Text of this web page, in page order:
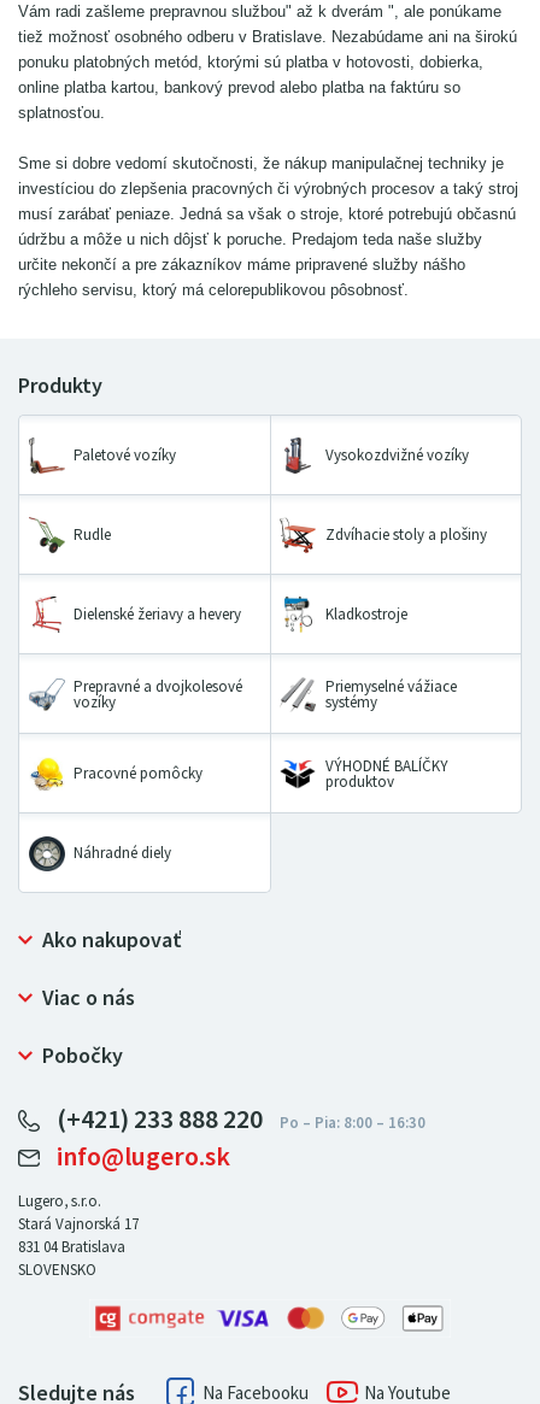
Vám radi zašleme prepravnou službou" až k dverám ", ale ponúkame
tiež možnosť osobného odberu v Bratislave. Nezabúdame ani na širokú
ponuku platobných metód, ktorými sú platba v hotovosti, dobierka,
online platba kartou, bankový prevod alebo platba na faktúru so
splatnosťou.
Sme si dobre vedomí skutočnosti, že nákup manipulačnej techniky je
investíciou do zlepšenia pracovných či výrobných procesov a taký stroj
musí zarábať peniaze. Jedná sa však o stroje, ktoré potrebujú občasnú
údržbu a môže u nich dôjsť k poruche. Predajom teda naše služby
určite nekončí a pre zákazníkov máme pripravené služby nášho
rýchleho servisu, ktorý má celorepublikovou pôsobnosť.
Paletové vozíky Vysokozdvižné vozíky
Rudle Zdvíhacie stoly a plošiny
Dielenské žeriavy a hevery Kladkostroje
Prepravné a dvojkolesové
vozíky
Priemyselné vážiace
systémy
Pracovné pomôcky VÝHODNÉ BALÍČKY
produktov
Náhradné diely
Ako nakupovať
Prečo nakupovať u LUGERO
Ochrana osobných údajov
Viac o nás
Bezpečný nákup
Certifikát NATUR-PACK
Pre predajcov
Pobočky
LUGERO Nemecko
LUGERO Česká republika
LUGERO Maďarsko
LUGERO Rakousko
(+421) 233 888 220
info@lugero.sk
Lugero, s.r.o.
Stará Vajnorská 17
831 04Bratislava
SLOVENSKO
Sledujte nás Facebook Youtube